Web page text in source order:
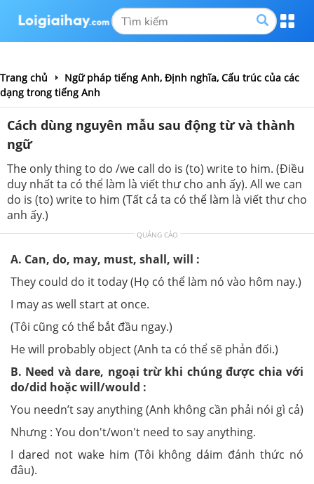
Trang chủ
Ngữ pháp tiếng Anh, Định nghĩa, Cấu trúc của các
dạng trong tiếng Anh
Cách dùng nguyên mẫu sau động từ và thành
ngữ
The only thing to do /we call do is (to) write to him. (Điều
duy nhất ta có thể làm là viết thư cho anh ấy). All we can
do is (to) write to him (Tất cả ta có thể làm là viết thư cho
anh ấy.)
QUẢNG CÁO
A. Can, do, may, must, shall, will :
They could do it today (Họ có thể làm nó vào hôm nay.)
I may as well start at once.
(Tôi cũng có thể bắt đầu ngay.)
He will probably object (Anh ta có thể sẽ phản đối.)
B. Need và dare, ngoại trừ khi chúng được chia với
do/did hoặc will/would :
You needn’t say anything (Anh không cần phải nói gì cả)
Nhưng : You don't/won't need to say anything.
I dared not wake him (Tôi không dáim đánh thức nó
đâu).